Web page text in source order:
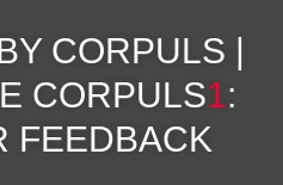
CORPULS |
CORPULS1:
FEEDBACK